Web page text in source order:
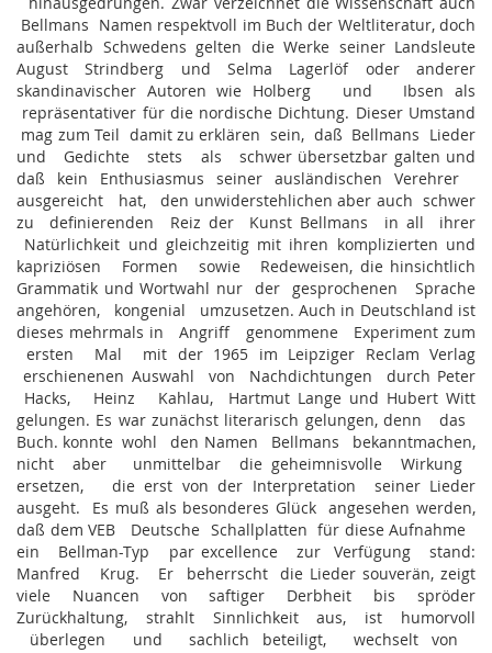
Bellmans Namen respektvoll im Buch der Weltliteratur, doch
außerhalb Schwedens gelten die Werke seiner Landsleute
August Strindberg und Selma Lagerlöf oder anderer
skandinavischer Autoren wie Holberg und Ibsen als
repräsentativer für die nordische Dichtung. Dieser Umstand
mag zum Teil damit zu erklären sein, daß Bellmans Lieder
und Gedichte stets als schwer übersetzbar galten und
daß kein Enthusiasmus seiner ausländischen Verehrer
ausgereicht hat, den unwiderstehlichen aber auch schwer
zu definierenden Reiz der Kunst Bellmans in all ihrer
Natürlichkeit und gleichzeitig mit ihren komplizierten und
kapriziösen Formen sowie Redeweisen, die hinsichtlich
Grammatik und Wortwahl nur der gesprochenen Sprache
angehören, kongenial umzusetzen. Auch in Deutschland ist
dieses mehrmals in Angriff genommene Experiment zum
ersten Mal mit der 1965 im Leipziger Reclam Verlag
erschienenen Auswahl von Nachdichtungen durch Peter
Hacks, Heinz Kahlau, Hartmut Lange und Hubert Witt
gelungen. Es war zunächst literarisch gelungen, denn das
Buch. konnte wohl den Namen Bellmans bekanntmachen,
nicht aber unmittelbar die geheimnisvolle Wirkung
ersetzen, die erst von der Interpretation seiner Lieder
ausgeht. Es muß als besonderes Glück angesehen werden,
daß dem VEB Deutsche Schallplatten für diese Aufnahme
ein Bellman-Typ par excellence zur Verfügung stand:
Manfred Krug. Er beherrscht die Lieder souverän, zeigt
viele Nuancen von saftiger Derbheit bis spröder
Zurückhaltung, strahlt Sinnlichkeit aus, ist humorvoll
überlegen und sachlich beteiligt, wechselt von